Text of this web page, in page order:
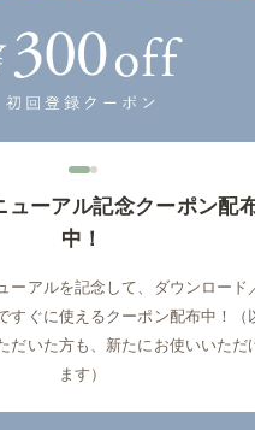
？夏休み
2023年8月31日(木)
っという間です。
11
ューアル記念クーポン配
中！
ーアルを記念して、ダウンロード
すぐに使えるクーポン配布中！（
だいた方も、新たにお使いいただ
ます）